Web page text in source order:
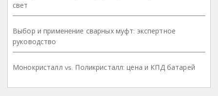
свет
Выбор и применение сварных муфт: экспертное
руководство
Монокристалл vs. Поликристалл: цена и КПД батарей